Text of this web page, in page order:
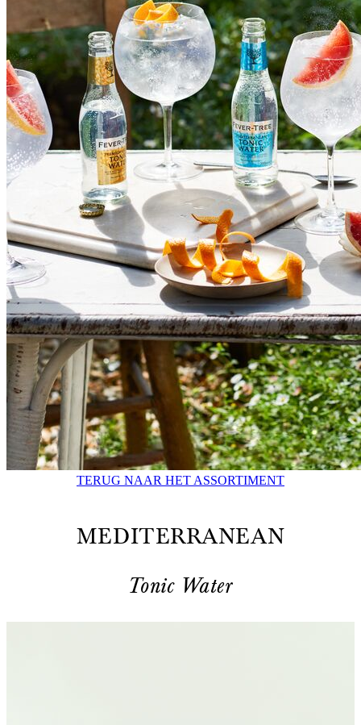
TERUG NAAR HET ASSORTIMENT
MEDITERRANEAN
Tonic Water